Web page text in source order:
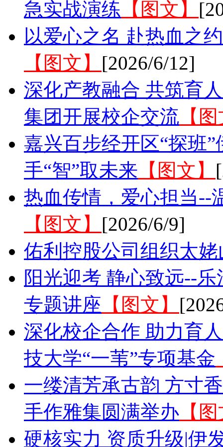
急实战演练 【图文】
以爱心之名 赴热血之
【图文】 [2026/6/12]
深化产教融合 共筑育
集团开展校企交流 【
嘉兴百步经开区“探班
手“智”取未来 【图文】
热血传情，爱心担当--
【图文】 [2026/6/9]
佑利控股公司组织太
阳光迎考 静心致远--
专题讲座 【图文】
深化校企合作 助力育
技大学“一苇”专项基金
一缕清芳承古韵 方寸
手作雅集圆满举办 【
硬核实力 资质升级|伊